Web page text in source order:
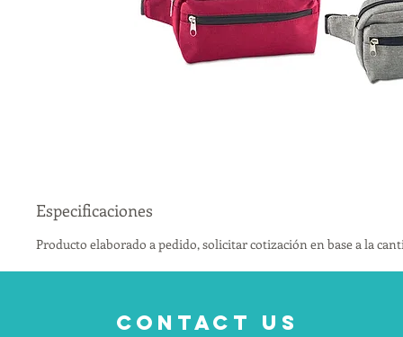
Especificaciones
Producto elaborado a pedido, solicitar cotización en base a la
CONTACT US